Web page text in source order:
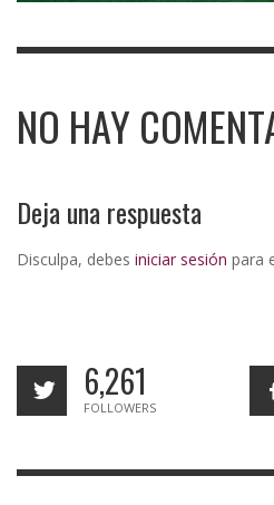
NO HAY
Deja una respuesta
Disculpa, debes iniciar sesión para
6,261
FOLLOWERS